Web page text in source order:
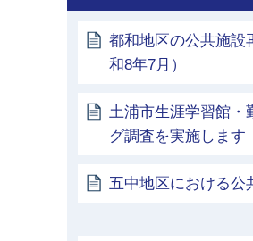
都和地区の公共施設
和8年7月）
土浦市生涯学習館・
グ調査を実施します
五中地区における公